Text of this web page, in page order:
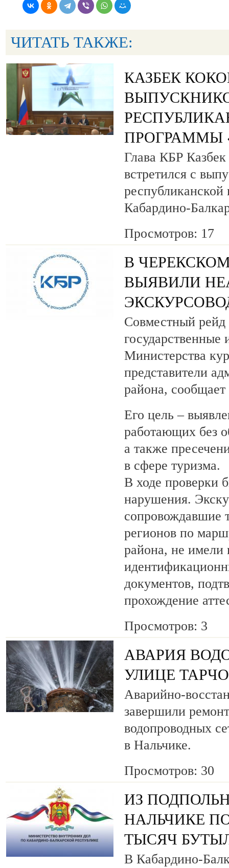
ЧИТАТЬ ТАКЖЕ:
КАЗБЕК
ПРОГРАММЫ
Глава КБР Казбек
встретился с
Кабардино-
Просмотров: 17
В
ВЫЯВИЛИ
Совместный рейд
государственные
Министерства
представители
района,
Его цель –
работающих без
а также
в сфере туризма.
В ходе проверки
нарушения.
сопровождавшие
регионов по
района, не имели
документов,
прохождение
Просмотров: 3
АВАРИЯ
УЛИЦЕ
Аварийно-
завершили
водопроводных
в Нальчике.
Просмотров: 30
ИЗ
НАЛЬЧИКЕ
ТЫСЯЧ
В Кабардино-